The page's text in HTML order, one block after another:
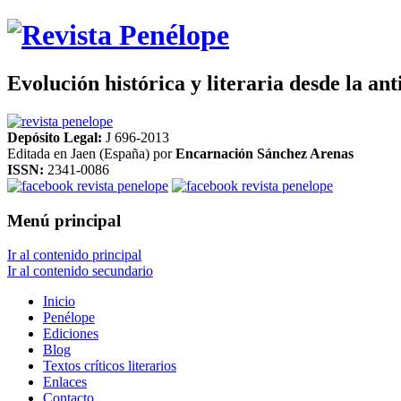
Evolución histórica y literaria desde la
Depósito Legal: J 696-2013
Editada en Jaen (España) porEncarnación Sánchez Arenas
ISSN: 2341-0086
Menú principal
Ir al contenido principal
Ir al contenido secundario
Inicio
Penélope
Ediciones
Blog
Textos críticos literarios
Enlaces